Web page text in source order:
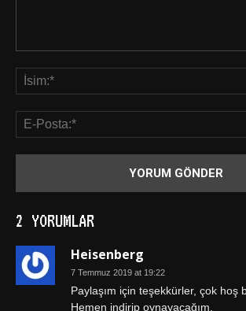
2 YORUMLAR
Heisenberg
7 Temmuz 2019 at 19:22
Paylaşım için teşekkürler, çok hoş
Hemen indirip oynayacağım.